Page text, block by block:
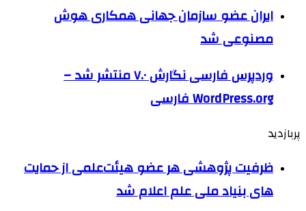
ایران عضو سازمان جهانی همکاری هوش
مصنوعی شد
وردپرس فارسی نگارش ۷.۰ منتشر شد –
WordPress.org فارسی
پربازدید
ظرفیت پژوهشی هر عضو هیئت‌علمی از حمایت
های بنیاد ملی علم اعلام شد